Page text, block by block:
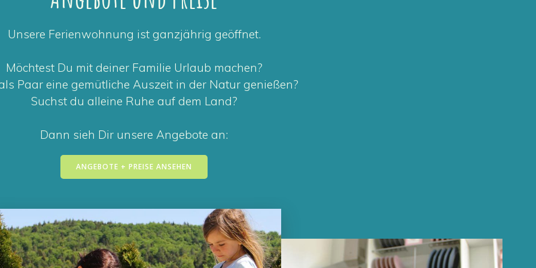
Unsere Ferienwohnung ist ganzjährig geöffnet.
Möchtest Du mit deiner Familie Urlaub machen?
Paar eine gemütliche Auszeit in der Natur genießen?
Suchst du alleine Ruhe auf dem Land?
Dann sieh Dir unsere Angebote an:
ANGEBOTE + PREISE ANSEHEN